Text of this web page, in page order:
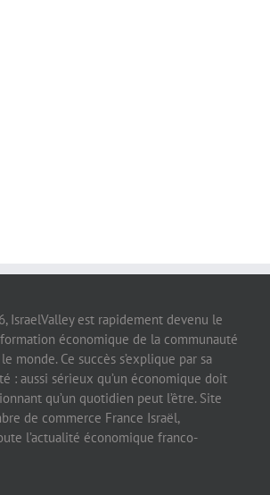
IsraelValley est rapidement devenu le
économique de la communauté
monde. Ce succès s’explique par sa
: aussi sérieux qu’un économique doit
qu’un quotidien peut l’être. Site
de commerce France Israël,
l’actualité économique franco-